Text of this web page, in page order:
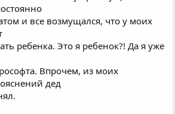
и все возмущался, что у моих
ребенка. Это я ребенок?! Да я уже
Впрочем, из моих
дед